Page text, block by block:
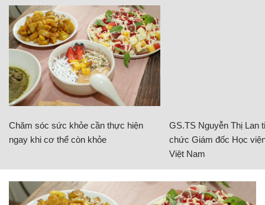
Chăm sóc sức khỏe cần thực hiện
ngay khi cơ thể còn khỏe
GS.TS Nguyễn Thị Lan
chức Giám đốc Học
Việt Nam